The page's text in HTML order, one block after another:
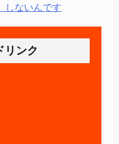
しないんです
リンク